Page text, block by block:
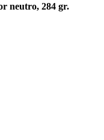
neutro, 284 gr.